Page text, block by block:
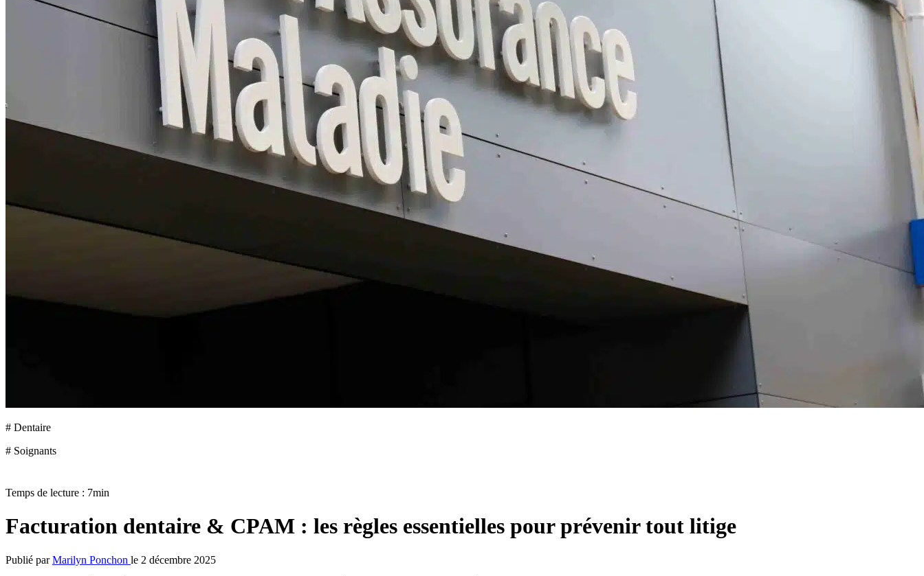
# Dentaire
# Soignants
Temps de lecture : 7min
Facturation dentaire & CPAM : les règles essentielles pour prévenir tout litige
Publié parMarilyn Ponchon le 2 décembre 2025